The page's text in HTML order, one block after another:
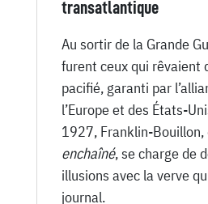
transatlantique
Au sortir de la Grande
furent ceux qui rêvaient
pacifié, garanti par
l’Europe et des États-
1927, Franklin-Bouillon,
enchaîné, se charge de
illusions avec la verve
journal.